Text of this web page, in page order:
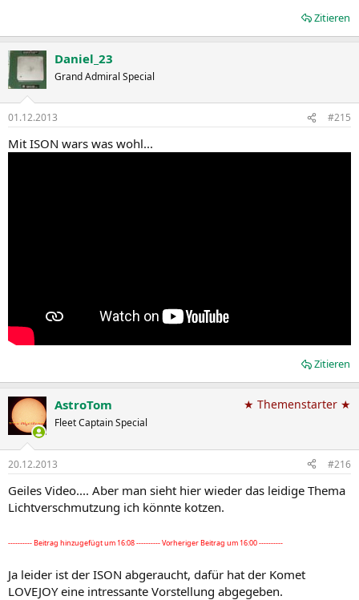
Zitieren
Daniel_23
Grand Admiral Special
01.12.2013 #215
Mit ISON wars was wohl...
Zitieren
AstroTom
Fleet Captain Special
★ Themenstarter ★
20.12.2013 #216
Geiles Video.... Aber man sieht hier wieder das leidige Thema
Lichtverschmutzung ich könnte kotzen.
---------- Beitrag hinzugefügt um 16:08 ---------- Vorheriger Beitrag um 16:00 ----------
Ja leider ist der ISON abgeraucht, dafür hat der Komet
LOVEJOY eine intressante Vorstellung abgegeben.